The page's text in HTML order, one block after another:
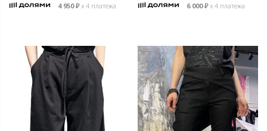
4 950₽х 4 платежа 6 000₽х 4 платежа